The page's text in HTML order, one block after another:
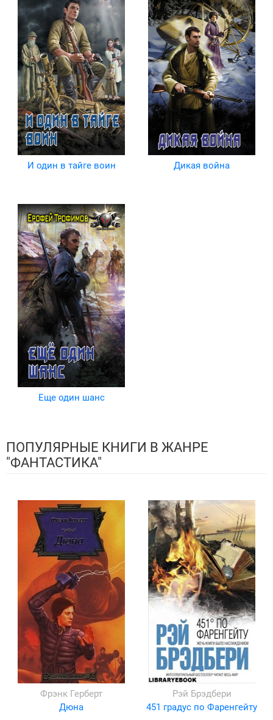
И один в тайге воин Дикая война
Еще один шанс
ПОПУЛЯРНЫЕ КНИГИ В ЖАНРЕ
"ФАНТАСТИКА"
Фрэнк Герберт
Дюна
Рэй Брэдбери
451 градус по Фаренгейту